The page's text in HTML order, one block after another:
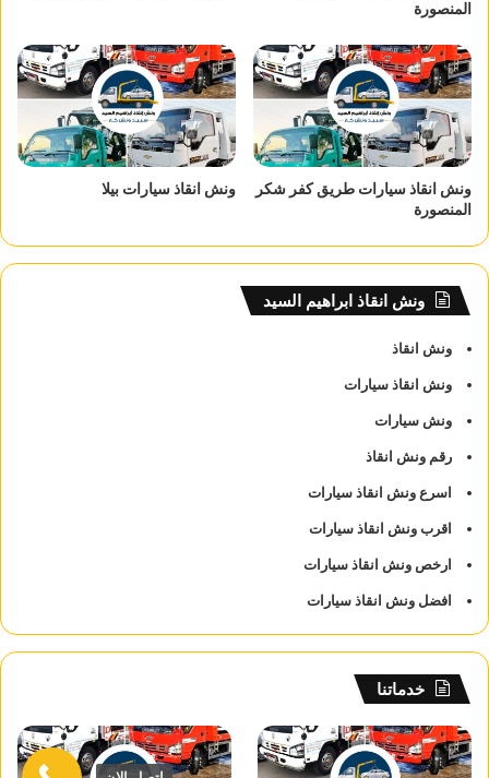
المنصورة
ونش انقاذ سيارات طريق كفر شكر
المنصورة
ونش انقاذ سيارات بيلا
ونش انقاذ ابراهيم السيد
ونش انقاذ
ونش انقاذ سيارات
ونش سيارات
رقم ونش انقاذ
اسرع ونش انقاذ سيارات
اقرب ونش انقاذ سيارات
ارخص ونش انقاذ سيارات
افضل ونش انقاذ سيارات
خدماتنا